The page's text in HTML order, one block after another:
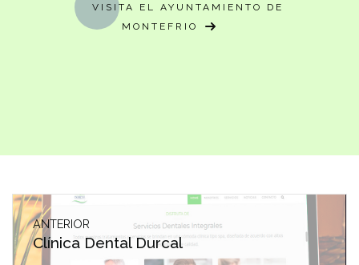
VISITA EL AYUNTAMIENTO DE
MONTEFRIO
ANTERIOR
Clínica Dental Durcal